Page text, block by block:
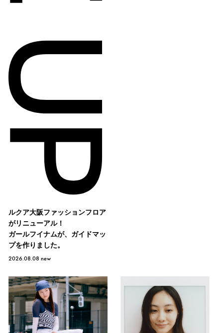
ルクア大阪ファッションフロア
がリニューアル！
ガールフイナムが、ガイドマッ
プを作りました。
2026.08.08new